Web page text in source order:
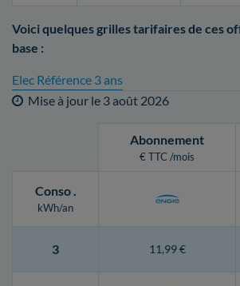
Voici quelques grilles tarifaires de ces
base :
Elec Référence 3 ans
Mise à jour le 3 août 2026
Abonnement
€ TTC /mois
Conso.
kWh/an
3 11,99 €